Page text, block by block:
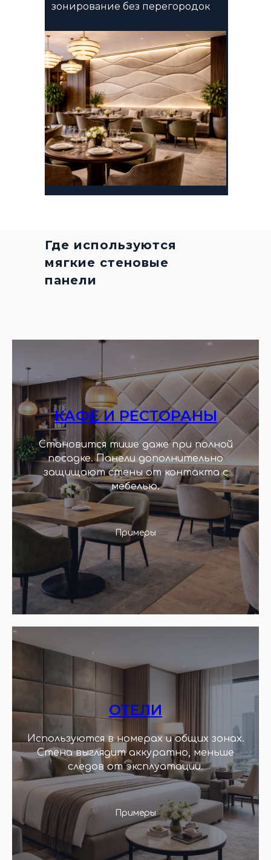
зонирование без перегородок
Где используются
мягкие стеновые
панели
КАФЕ И РЕСТОРАНЫ
Становится тише даже при полной
посадке. Панели дополнительно
защищают стены от контакта с
мебелью.
Примеры
ОТЕЛИ
Используются в номерах и общих зонах.
Стена выглядит аккуратно, меньше
следов от эксплуатации.
Примеры